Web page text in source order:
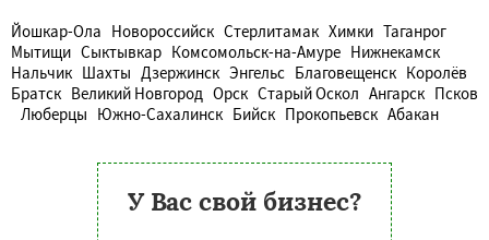
Йошкар-Ола Новороссийск Стерлитамак Химки Таганрог
Мытищи Сыктывкар Комсомольск-на-Амуре Нижнекамск
Нальчик Шахты Дзержинск Энгельс Благовещенск Королёв
Братск Великий Новгород Орск Старый Оскол Ангарск Псков
Люберцы Южно-Сахалинск Бийск Прокопьевск Абакан
У Вас свой бизнес?